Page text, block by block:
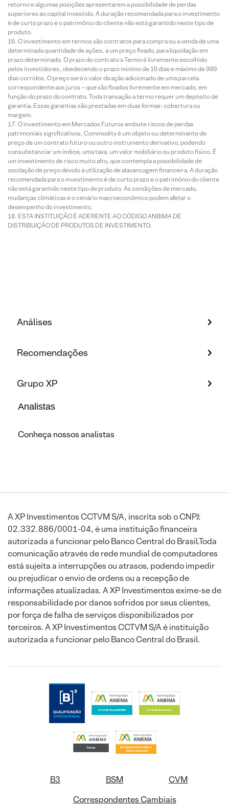
retorno e algumas posições apresentarem a possibilidade de perdas
superiores ao capital investido. A duração recomendada para o investimento
é de curto prazo e o patrimônio do cliente não está garantido neste tipo de
produto.
O investimento em termos são contratos para compra ou a venda de uma
determinada quantidade de ações, a um preço fixado, para liquidação em
prazo determinado. O prazo do contrato a Termo é livremente escolhido
pelos investidores, obedecendo o prazo mínimo de 16 dias e máximo de 999
dias corridos. O preço será o valor da ação adicionado de uma parcela
correspondente aos juros – que são fixados livremente em mercado, em
função do prazo do contrato. Toda transação a termo requer um depósito de
garantia. Essas garantias são prestadas em duas formas: cobertura ou
margem.
O investimento em Mercados Futuros embute riscos de perdas
patrimoniais significativos. Commodity é um objeto ou determinante de
preço de um contrato futuro ou outro instrumento derivativo, podendo
consubstanciar um índice, uma taxa, um valor mobiliário ou produto físico. É
um investimento de risco muito alto, que contempla a possibilidade de
oscilação de preço devido à utilização de alavancagem financeira. A duração
recomendada para o investimento é de curto prazo e o patrimônio do cliente
não está garantido neste tipo de produto. As condições de mercado,
mudanças climáticas e o cenário macroeconômico podem afetar o
desempenho do investimento.
ESTA INSTITUIÇÃO É ADERENTE AO CÓDIGO ANBIMA DE
DISTRIBUIÇÃO DE PRODUTOS DE INVESTIMENTO.
Análises
Recomendações
Grupo XP
Analistas
Conheça nossos analistas
A XP Investimentos CCTVM S/A, inscrita sob o CNPJ:
02.332.886/0001-04, é uma instituição financeira
autorizada a funcionar pelo Banco Central do Brasil.Toda
comunicação através de rede mundial de computadores
está sujeita a interrupções ou atrasos, podendo impedir
ou prejudicar o envio de ordens ou a recepção de
informações atualizadas. A XP Investimentos exime-se de
responsabilidade por danos sofridos por seus clientes,
por força de falha de serviços disponibilizados por
terceiros. A XP Investimentos CCTVM S/A é instituição
autorizada a funcionar pelo Banco Central do Brasil.
B3 BSM
CVM
Correspondentes Cambiais